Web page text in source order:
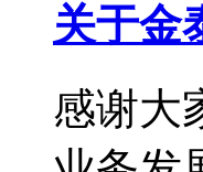
关于金
感谢大